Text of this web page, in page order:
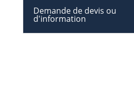
Demande de devis ou
d'information